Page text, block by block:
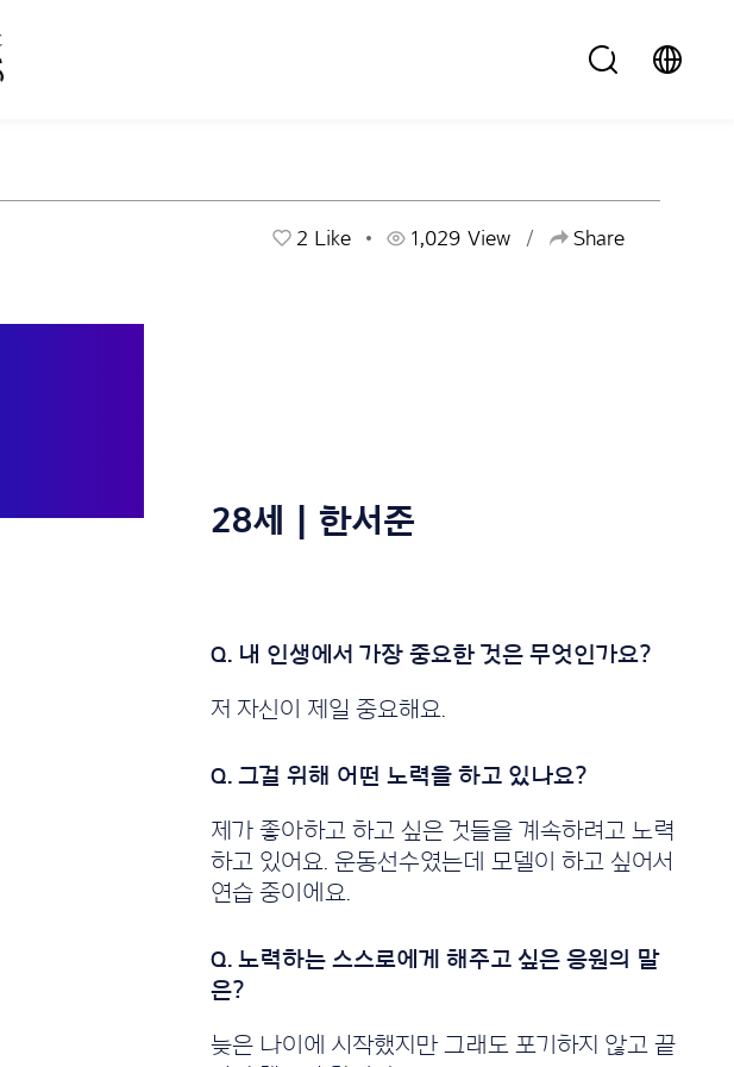
2 Like 1,029 View Share
28세 | 한서준
저 자신이 제일 중요해요.
제가 좋아하고 하고 싶은 것들을 계속하려고 노력
하고 있어요. 운동선수였는데 모델이 하고 싶어서
연습 중이에요.
늦은 나이에 시작했지만 그래도 포기하지 않고 끝